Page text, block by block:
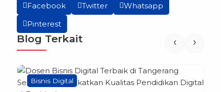
Facebook Twitter
Whatsapp
Pinterest
Blog Terkait
Bisnis Digital
‹ ›